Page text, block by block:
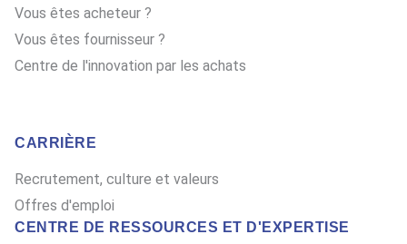
Vous êtes acheteur ?
Vous êtes fournisseur ?
Centre de l'innovation par les achats
CARRIÈRE
Recrutement, culture et valeurs
Offres d'emploi
CENTRE DE RESSOURCES ET D'EXPERTISE